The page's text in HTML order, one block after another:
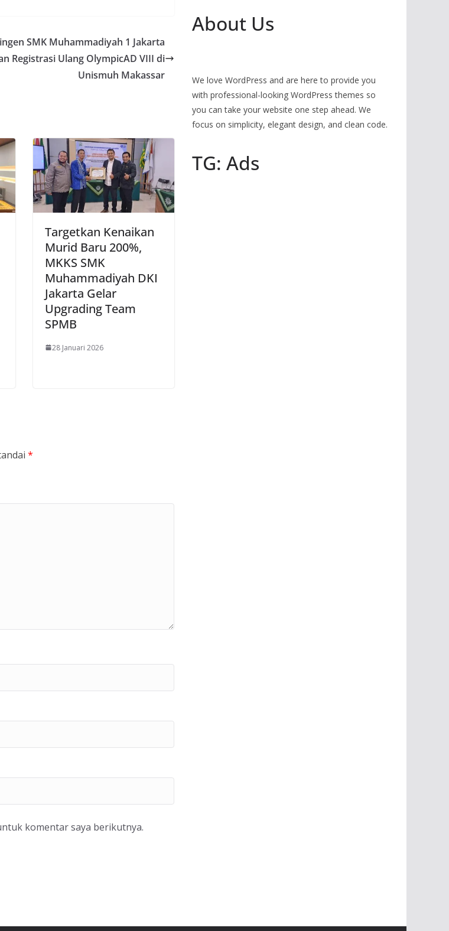
SMK Muhammadiyah 1 Jakarta
Registrasi Ulang OlympicAD VIII di
Unismuh Makassar
Targetkan Kenaikan
Murid Baru 200%,
MKKS SMK
Muhammadiyah DKI
Jakarta Gelar
Upgrading Team
SPMB
28 Januari 2026
*
komentar saya berikutnya.
About Us
We love WordPress and are here to provide you
with professional-looking WordPress themes so
you can take your website one step ahead. We
focus on simplicity, elegant design, and clean code.
TG: Ads